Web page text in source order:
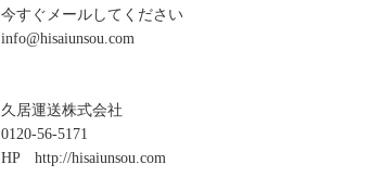
今すぐメールしてください
info@hisaiunsou.com
久居運送株式会社
0120-56-5171
HP http://hisaiunsou.com